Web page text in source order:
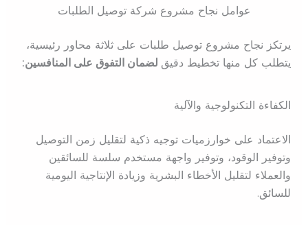
عوامل نجاح مشروع شركة توصيل الطلبات
يرتكز نجاح مشروع توصيل طلبات على ثلاثة محاور رئيسية،
يتطلب كل منها تخطيط دقيقلضمان التفوق على المنافسين:
الكفاءة التكنولوجية والآلية
الاعتماد على خوارزميات توجيه ذكية لتقليل زمن التوصيل
وتوفير الوقود، وتوفير واجهة مستخدم سلسة للسائقين
والعملاء لتقليل الأخطاء البشرية وزيادة الإنتاجية اليومية
للسائق.